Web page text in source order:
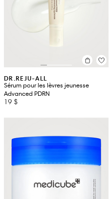
DR.REJU-ALL
Sérum pour les lèvres jeunesse
Advanced PDRN
19 $